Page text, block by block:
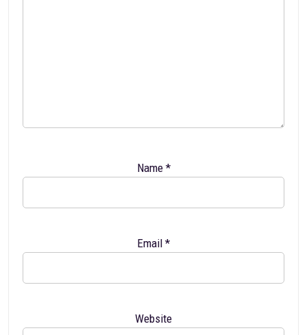
Name *
Email *
Website